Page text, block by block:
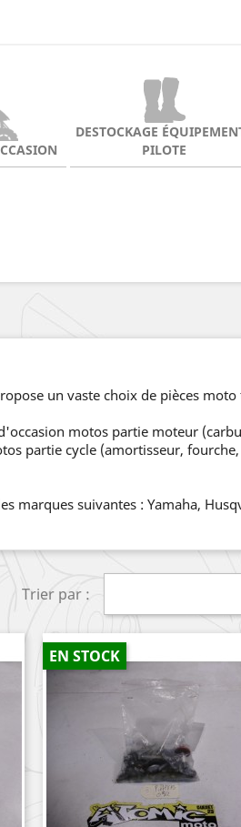
DESTOCKAGE
PILOTE
un vaste choix de pièces moto
motos partie moteur
partie cycle (amortisseur,
marques suivantes : Yamaha,
Trier par :
EN STOCK